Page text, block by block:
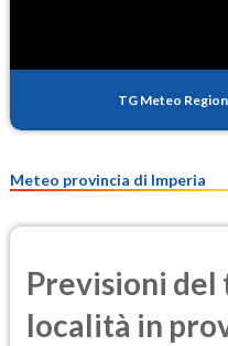
PM25
TG Meteo
Meteo provincia di Imperia
Previsioni del
località in